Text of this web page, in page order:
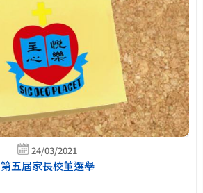
24/03/2021
第五屆家長校董選舉